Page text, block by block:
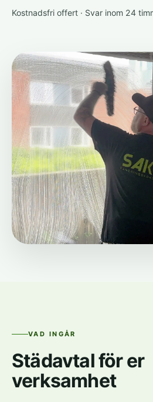
Kostnadsfri offert · Svar inom 24
VAD INGÅR
Städavtal för er
verksamhet